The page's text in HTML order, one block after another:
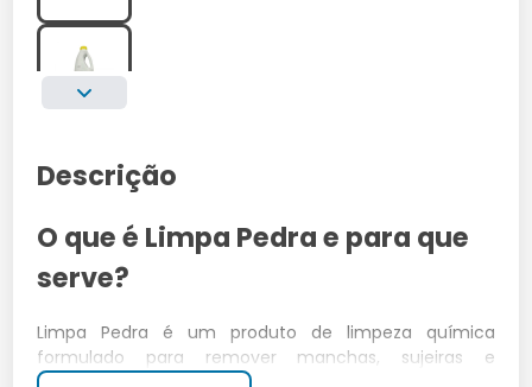
Descrição
O que é Limpa Pedra e para que
serve?
Limpa Pedra é um produto de limpeza química
formulado para remover manchas, sujeiras e
incrustações de superfícies de pedra. É eficaz em